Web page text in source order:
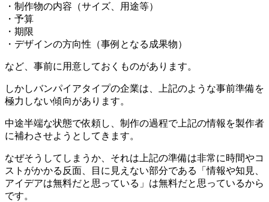
・制作物の内容（サイズ、用途等）
・予算
・期限
・デザインの方向性（事例となる成果物）
など、事前に用意しておくものがあります。
しかしバンパイアタイプの企業は、上記のような事前準備を
極力しない傾向があります。
中途半端な状態で依頼し、制作の過程で上記の情報を製作者
に補わさせようとしてきます。
なぜそうしてしまうか、それは上記の準備は非常に時間やコ
ストがかかる反面、目に見えない部分である「情報や知見、
アイデアは無料だと思っている」は無料だと思っているから
です。